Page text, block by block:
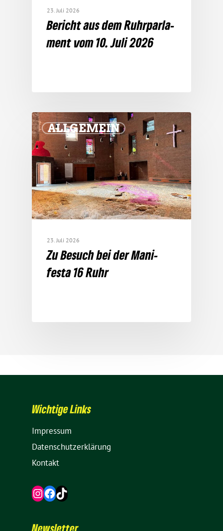
23. Juli 2026
Bericht aus dem Ruhr­par­la­
ment vom 10. Juli 2026
ALLGEMEIN
23. Juli 2026
Zu Besuch bei der Mani­
festa 16 Ruhr
Wich­tige Links
Impressum
Daten­schutz­er­klä­rung
Kontakt
Instagram
Facebook
TikTok
News­letter